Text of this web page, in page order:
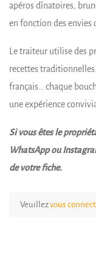
apéros dînatoires,
en fonction des envies
Le traiteur utilise des
recettes
français… chaque
une expérience
Si vous êtes le
WhatsApp ou
de votre fiche.
Veuillezvous